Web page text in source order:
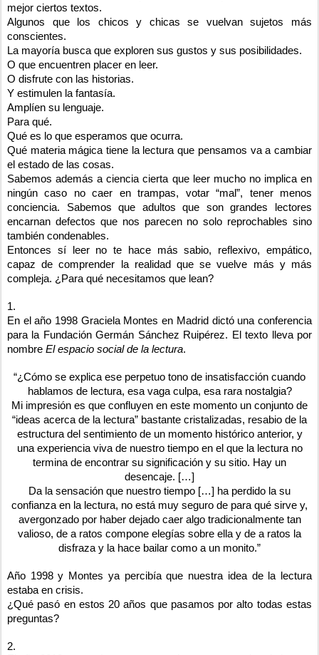
mejor ciertos textos.
Algunos que los chicos y chicas se vuelvan sujetos más
conscientes.
La mayoría busca que exploren sus gustos y sus posibilidades.
O que encuentren placer en leer.
O disfrute con las historias.
Y estimulen la fantasía.
Amplíen su lenguaje.
Para qué.
Qué es lo que esperamos que ocurra.
Qué materia mágica tiene la lectura que pensamos va a cambiar
el estado de las cosas.
Sabemos además a ciencia cierta que leer mucho no implica en
ningún caso no caer en trampas, votar “mal”, tener menos
conciencia. Sabemos que adultos que son grandes lectores
encarnan defectos que nos parecen no solo reprochables sino
también condenables.
Entonces sí leer no te hace más sabio, reflexivo, empático,
capaz de comprender la realidad que se vuelve más y más
compleja. ¿Para qué necesitamos que lean?
1.
En el año 1998 Graciela Montes en Madrid dictó una conferencia
para la Fundación Germán Sánchez Ruipérez. El texto lleva por
nombre El espacio social de la lectura.
“¿Cómo se explica ese perpetuo tono de insatisfacción cuando
hablamos de lectura, esa vaga culpa, esa rara nostalgia?
Mi impresión es que confluyen en este momento un conjunto de
“ideas acerca de la lectura” bastante cristalizadas, resabio de la
estructura del sentimiento de un momento histórico anterior, y
una experiencia viva de nuestro tiempo en el que la lectura no
termina de encontrar su significación y su sitio. Hay un
desencaje. […]
Da la sensación que nuestro tiempo […] ha perdido la su
confianza en la lectura, no está muy seguro de para qué sirve y,
avergonzado por haber dejado caer algo tradicionalmente tan
valioso, de a ratos compone elegías sobre ella y de a ratos la
disfraza y la hace bailar como a un monito.”
Año 1998 y Montes ya percibía que nuestra idea de la lectura
estaba en crisis.
¿Qué pasó en estos 20 años que pasamos por alto todas estas
preguntas?
2.